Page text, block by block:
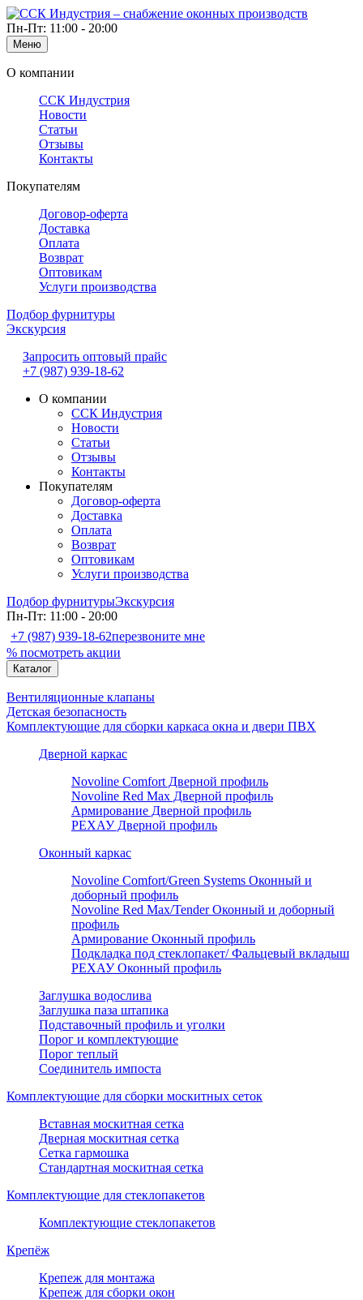
Пн-Пт: 11:00 - 20:00
Меню
О компании
ССК Индустрия
Новости
Статьи
Отзывы
Контакты
Покупателям
Договор-оферта
Доставка
Оплата
Возврат
Оптовикам
Услуги производства
Подбор фурнитуры
Экскурсия
Запросить оптовый прайс
+7 (987) 939-18-62
О компании
ССК Индустрия
Новости
Статьи
Отзывы
Контакты
Покупателям
Договор-оферта
Доставка
Оплата
Возврат
Оптовикам
Услуги производства
Подбор фурнитурыЭкскурсия
Пн-Пт: 11:00 - 20:00
+7 (987) 939-18-62перезвоните мне
% посмотреть акции
Каталог
Вентиляционные клапаны
Детская безопасность
Комплектующие для сборки каркаса окна и двери ПВХ
Дверной каркас
Novoline Comfort Дверной профиль
Novoline Red Мax Дверной профиль
Армирование Дверной профиль
РЕХАУ Дверной профиль
Оконный каркас
Novoline Comfort/Green Systems Оконный и
доборный профиль
Novoline Red Max/Tender Оконный и доборный
профиль
Армирование Оконный профиль
Подкладка под стеклопакет/ Фальцевый вкладыш
РЕХАУ Оконный профиль
Заглушка водослива
Заглушка паза штапика
Подставочный профиль и уголки
Порог и комплектующие
Порог теплый
Соединитель импоста
Комплектующие для сборки москитных сеток
Вставная москитная сетка
Дверная москитная сетка
Сетка гармошка
Стандартная москитная сетка
Комплектующие для стеклопакетов
Комплектующие стеклопакетов
Крепёж
Крепеж для монтажа
Крепеж для сборки окон